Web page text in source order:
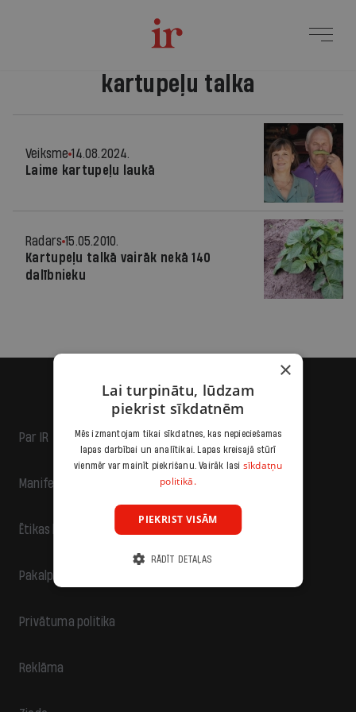
kartupeļu talka
Veiksme 14.08.2024.
Laime kartupeļu laukā
Radars 15.05.2010.
Kartupeļu talkā vairāk nekā 140
dalībnieku
Par IR
Manifests
Ētikas kodekss
Pakalpojumu sniegšanas noteikumi
Privātuma politika
Reklāma
×
Lai turpinātu, lūdzam
piekrist sīkdatnēm
Mēs izmantojam tikai sīkdatnes, kas nepieciešamas
lapas darbībai un analītikai. Lapas kreisajā stūrī
vienmēr var mainīt piekrišanu. Vairāk lasi sīkdatņu
politikā.
PIEKRIST VISĀM
RĀDĪT DETAĻAS